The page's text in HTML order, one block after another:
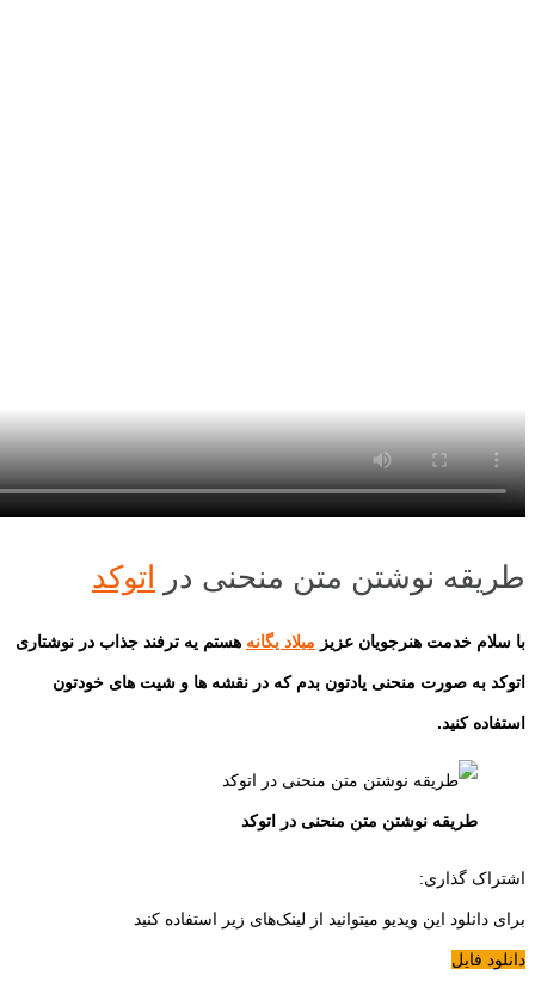
طریقه نوشتن متن منحنی در اتوکد
با سلام خدمت هنرجویان عزیز میلاد یگانه هستم یه ترفند جذاب در نوشتاری
اتوکد به صورت منحنی یادتون بدم که در نقشه ها و شیت های خودتون
استفاده کنید.
طریقه نوشتن متن منحنی در اتوکد
اشتراک گذاری:
برای دانلود این ویدیو میتوانید از لینک‌های زیر استفاده کنید
دانلود فایل